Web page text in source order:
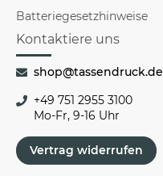
Batteriegesetzhinweise
Kontaktiere uns
shop@tassendruck.de
+49 751 2955 3100
Mo-Fr, 9-16 Uhr
Vertrag widerrufen